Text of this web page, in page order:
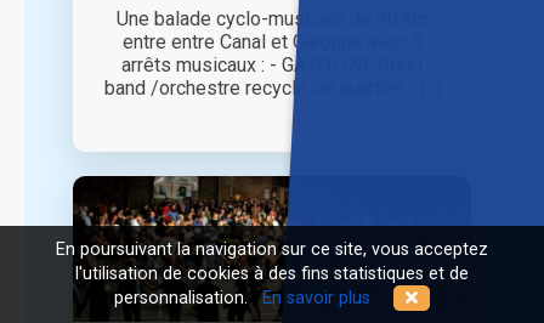
Une balade cyclo-musicale de 30 km
entre entre Canal et Garonne avec 3
arrêts musicaux : - GAZOLINE Steel
band /orchestre recyclé de quartier - [...]
En poursuivant la navigation sur ce site, vous acceptez
l'utilisation de cookies à des fins statistiques et de
personnalisation.En savoir plus